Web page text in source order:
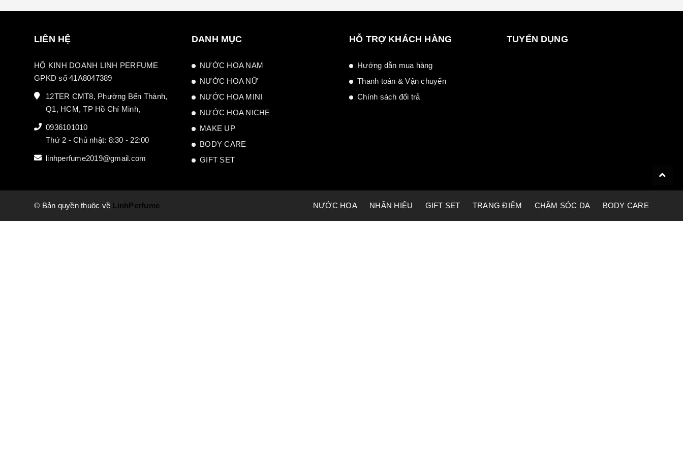
LIÊN HỆ
HỘ KINH DOANH LINH PERFUME
GPKD số 41A8047389
12TER CMT8, Phường Bến Thành,
Q1, HCM, TP Hồ Chí Minh,
0936101010
Thứ 2 - Chủ nhật: 8:30 - 22:00
linhperfume2019@gmail.com
DANH MỤC
NƯỚC HOA NAM
NƯỚC HOA NỮ
NƯỚC HOA MINI
NƯỚC HOA NICHE
MAKE UP
BODY CARE
GIFT SET
HỖ TRỢ KHÁCH HÀNG
Hướng dẫn mua hàng
Thanh toán & Vận chuyển
Chính sách đổi trả
TUYỂN DỤNG
© Bản quyền thuộc về LinhPerfume NƯỚC HOA NHÃN HIỆU GIFT SET TRANG ĐIỂM CHĂM SÓC DA BODY CARE